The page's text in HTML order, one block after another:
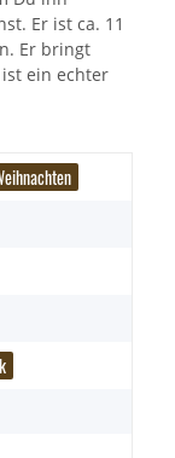
Er ist ca. 11
Er bringt
ein echter